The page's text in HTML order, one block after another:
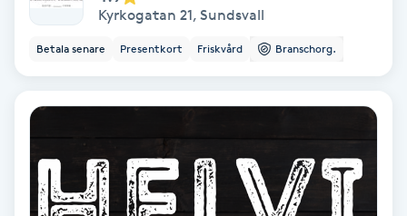
Läpptatuering
Manikyr & Pedikyr
Kyrkogatan 21, Sundsvall
Betala senare Presentkort Friskvård Branschorg.